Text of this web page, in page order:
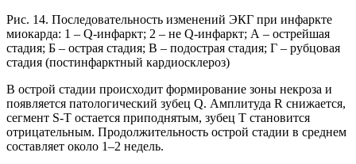
Рис. 14. Последовательность изменений ЭКГ при инфаркте
миокарда: 1 – Q-инфаркт; 2 – не Q-инфаркт; А – острейшая
стадия; Б – острая стадия; В – подострая стадия; Г – рубцовая
стадия (постинфарктный кардиосклероз)
В острой стадии происходит формирование зоны некроза и
появляется патологический зубец Q. Амплитуда R снижается,
сегмент S-Т остается приподнятым, зубец Т становится
отрицательным. Продолжительность острой стадии в среднем
составляет около 1–2 недель.